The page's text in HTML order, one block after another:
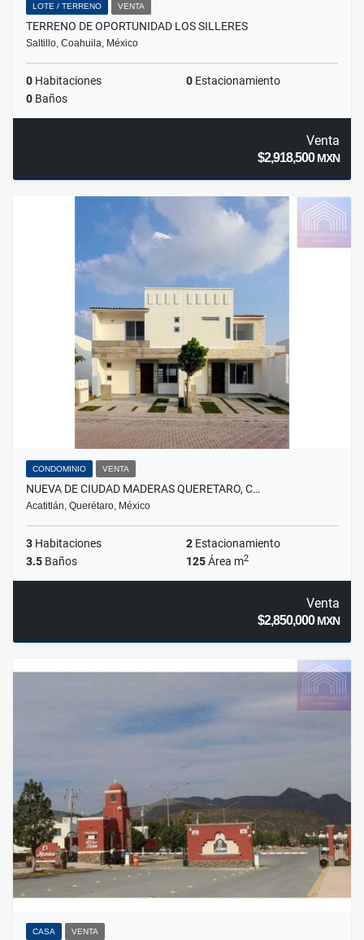
LOTE / TERRENO VENTA
TERRENO DE OPORTUNIDAD LOS SILLERES
Saltillo, Coahuila, México
0 Habitaciones 0 Estacionamiento
0 Baños
Venta
$2,918,500MXN
CONDOMINIO VENTA
NUEVA DE CIUDAD MADERAS QUERETARO, C…
Acatitlán, Querétaro, México
3 Habitaciones 2 Estacionamiento
3.5 Baños 125Área m2
Venta
$2,850,000MXN
CASA VENTA